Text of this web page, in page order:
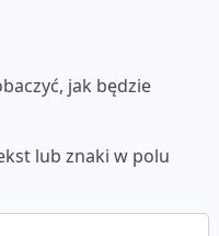
jak będzie
lub znaki w polu